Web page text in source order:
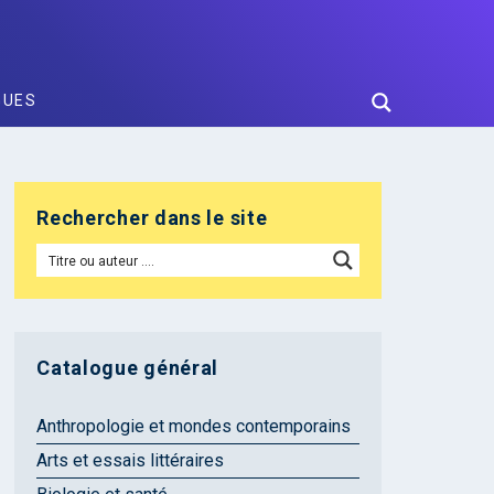
Rechercher dans le site
Catalogue général
Anthropologie et mondes contemporains
Arts et essais littéraires